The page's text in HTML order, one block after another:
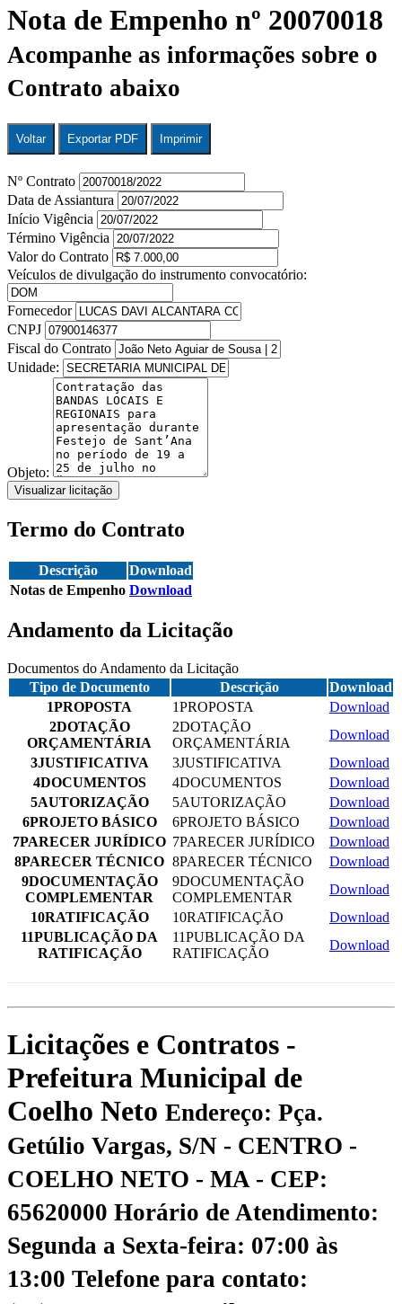
Nota de Empenho nº 20070018
Acompanhe as informações sobre o
Contrato abaixo
Voltar Exportar PDF Imprimir
Nº Contrato
Data de Assiantura
Início Vigência
Término Vigência
Valor do Contrato
Veículos de divulgação do instrumento convocatório:
Fornecedor
CNPJ
Fiscal do Contrato
Unidade:
Objeto:
Visualizar licitação
Termo do Contrato
Descrição
Download
Notas de Empenho Download
Andamento da Licitação
Documentos do Andamento da Licitação
Tipo de Documento
Descrição
Download
1PROPOSTA
1PROPOSTA
Download
2DOTAÇÃO
ORÇAMENTÁRIA
2DOTAÇÃO
ORÇAMENTÁRIA
Download
3JUSTIFICATIVA
3JUSTIFICATIVA
Download
4DOCUMENTOS
4DOCUMENTOS
Download
5AUTORIZAÇÃO
5AUTORIZAÇÃO
Download
6PROJETO BÁSICO
6PROJETO BÁSICO
Download
7PARECER JURÍDICO 7PARECER JURÍDICO
Download
8PARECER TÉCNICO 8PARECER TÉCNICO
Download
9DOCUMENTAÇÃO
COMPLEMENTAR
9DOCUMENTAÇÃO
COMPLEMENTAR
Download
10RATIFICAÇÃO
10RATIFICAÇÃO
Download
11PUBLICAÇÃO DA
RATIFICAÇÃO
11PUBLICAÇÃO DA
RATIFICAÇÃO
Download
Licitações e Contratos -
Prefeitura Municipal de
Coelho Neto Endereço: Pça.
Getúlio Vargas, S/N - CENTRO -
COELHO NETO - MA - CEP:
65620000 Horário de Atendimento:
Segunda a Sexta-feira: 07:00 às
13:00 Telefone para contato: